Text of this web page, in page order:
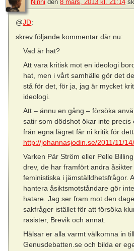
Ninni den 8 mars, 2013 kl. 21:14
@JD:
skrev följande kommentar där nu:
Vad är hat?
Att vara kritisk mot en ideologi
hat, men i vårt samhälle gör det
stå för det, för ja, jag är mycket
ideologi.
Att – ännu en gång – försöka
satir som dödshot ökar inte precis
från egna lägret får ni kritik för
http://johannasjodin.se/2011/11/
Varken Pär Ström eller Pelle
drev, de har framfört andra
feministiska i jämställdhetsfrågor.
hantera åsiktsmotståndare gör
hatare. Jag ser fram mot den
sakfråger istället för att försöka
rasister, Brevik och annat.
Hälsar er alla varmt välkomna in
Genusdebatten.se och bilda er